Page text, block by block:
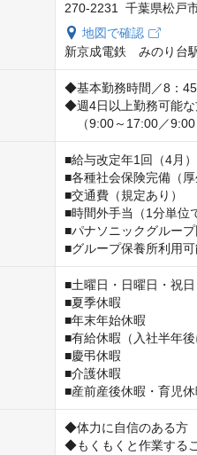
270-2231 千葉県松戸
地図で確認
新京成電鉄　みのり台
◆基本勤務時間／8：45
◆週4日以上勤務可能な
（9:00～17:00／9:00
■給与改定年1回（4月
■各種社会保険完備（
■交通費（規定あり）
■時間外手当（1分単位
■パナソニックグルー
■グループ保養所利用
■土曜日・日曜日・祝日
■夏季休暇
■年末年始休暇
■有給休暇（入社半年後
■慶弔休暇
■介護休暇
■産前産後休暇・育児休
◆体力に自信のある方
◆もくもくと作業する